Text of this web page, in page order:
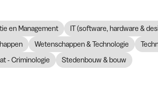
en Management IT (software, hardware &
Wetenschappen & Technologie
- Criminologie Stedenbouw & bouw